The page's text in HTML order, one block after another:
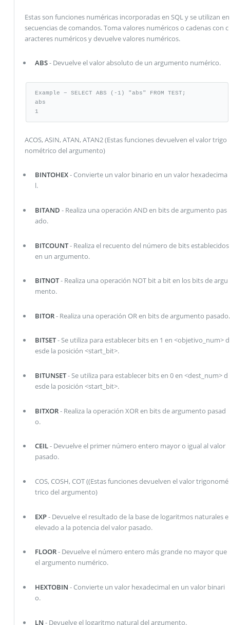
Estas son funciones numéricas incorporadas en SQL y se utilizan en
secuencias de comandos. Toma valores numéricos o cadenas con c
aracteres numéricos y devuelve valores numéricos.
ABS- Devuelve el valor absoluto de un argumento numérico.
Example − SELECT ABS (-1) "abs" FROM TEST;
abs
1
ACOS, ASIN, ATAN, ATAN2 (Estas funciones devuelven el valor trigo
nométrico del argumento)
BINTOHEX- Convierte un valor binario en un valor hexadecima
l.
BITAND - Realiza una operación AND en bits de argumento pas
ado.
BITCOUNT- Realiza el recuento del número de bits establecidos
en un argumento.
BITNOT- Realiza una operación NOT bit a bit en los bits de argu
mento.
BITOR- Realiza una operación OR en bits de argumento pasado.
BITSET- Se utiliza para establecer bits en 1 en <objetivo_num> d
esde la posición <start_bit>.
BITUNSET- Se utiliza para establecer bits en 0 en <dest_num> d
esde la posición <start_bit>.
BITXOR- Realiza la operación XOR en bits de argumento pasad
o.
CEIL- Devuelve el primer número entero mayor o igual al valor
pasado.
COS, COSH, COT ((Estas funciones devuelven el valor trigonomé
trico del argumento)
EXP- Devuelve el resultado de la base de logaritmos naturales e
elevado a la potencia del valor pasado.
FLOOR- Devuelve el número entero más grande no mayor que
el argumento numérico.
HEXTOBIN - Convierte un valor hexadecimal en un valor binari
o.
LN - Devuelve el logaritmo natural del argumento.